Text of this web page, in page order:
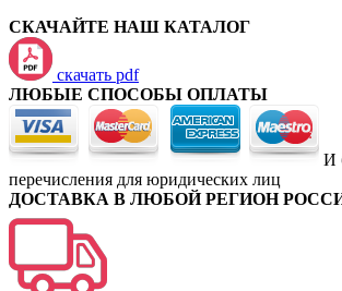
СКАЧАЙТЕ НАШ КАТАЛОГ
скачать pdf
ЛЮБЫЕ СПОСОБЫ ОПЛАТЫ
И
перечисления для юридических лиц
ДОСТАВКА В ЛЮБОЙ РЕГИОН